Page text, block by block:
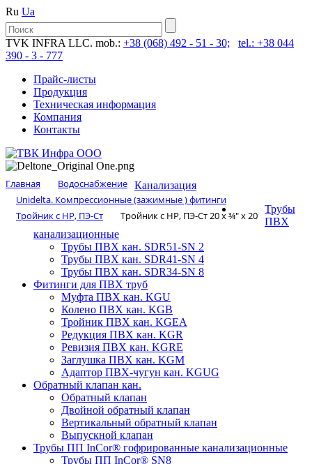
Ru Ua
TVK INFRA LLC. mob.: +38 (068) 492 - 51 - 30;
tel.: +38 044
390 - 3 - 777
Прайс-листы
Продукция
Техническая информация
Компания
Контакты
Главная
Водоснабжение
Unidelta. Компрессионные (зажимные ) фитинги
Тройник с НР, ПЭ-Ст
Тройник с НР, ПЭ-Ст 20 х ¾″ х 20
Канализация
Трубы
ПВХ
канализационные
Трубы ПВХ кан. SDR51-SN 2
Трубы ПВХ кан. SDR41-SN 4
Трубы ПВХ кан. SDR34-SN 8
Фитинги для ПВХ труб
Муфта ПВХ кан. KGU
Колено ПВХ кан. KGB
Тройник ПВХ кан. KGEA
Редукция ПВХ кан. KGR
Ревизия ПВХ кан. KGRE
Заглушка ПВХ кан. KGM
Адаптор ПВХ-чугун кан. KGUG
Обратный клапан кан.
Обратный клапан
Двойной обратный клапан
Вертикальный обратный клапан
Выпускной клапан
Трубы ПП InCor® гофри­рованные канализационные
Трубы ПП InCor® SN8